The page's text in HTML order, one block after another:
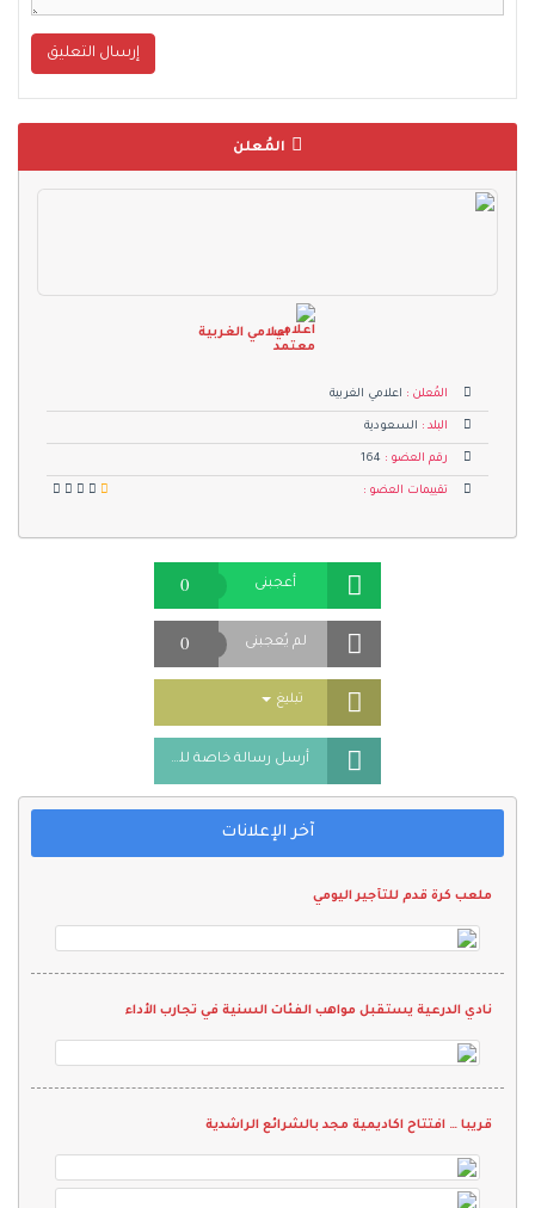
إرسال التعليق
المُعلن
اعلامي الغربية
المُعلن : اعلامي الغربية
البلد : السعودية
رقم العضو : 164
تقييمات العضو :
أعجبنى 0
لم يُعجبنى 0
تبليغ Toggle Dropdown
أرسل رسالة خاصة للمُعلن
آخر الإعلانات
ملعب كرة قدم للتأجير اليومي
نادي الدرعية يستقبل مواهب الفئات السنية في تجارب الأداء
قريبا … افتتاح اكاديمية مجد بالشرائع الراشدية